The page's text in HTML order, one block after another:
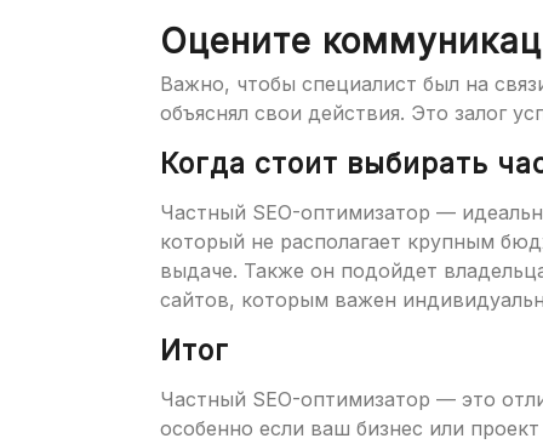
Оцените
Важно, чтобы специалист был на
объяснял свои действия. Это залог
Когда стоит выбирать
Частный SEO-оптимизатор —
который не располагает крупным
выдаче. Также он подойдет
сайтов, которым важен
Итог
Частный SEO-оптимизатор — это
особенно если ваш бизнес или